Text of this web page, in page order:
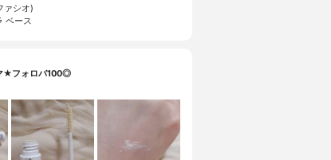
ァシオ)
ベース
★フォロバ100◎